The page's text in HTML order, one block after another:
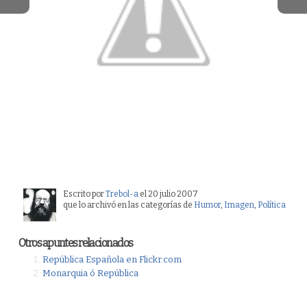
Escrito porTrebol-a el 20 julio 2007
que lo archivó en las categorías de Humor, Imagen, Polí­tica
Otros apuntes relacionados
República Española en Flickr.com
Monarquia ó República